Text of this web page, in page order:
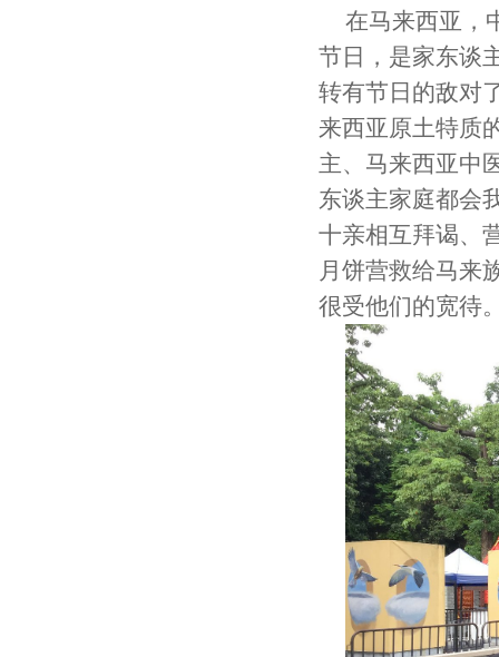
在马来西亚，
节日，是家东谈
转有节日的敌对
来西亚原土特质
主、马来西亚中
东谈主家庭都会
十亲相互拜谒、
月饼营救给马来
很受他们的宽待